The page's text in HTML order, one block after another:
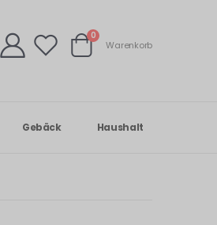
Warenkorb
0Artikel
Warenkorb
Gebäck Haushalt